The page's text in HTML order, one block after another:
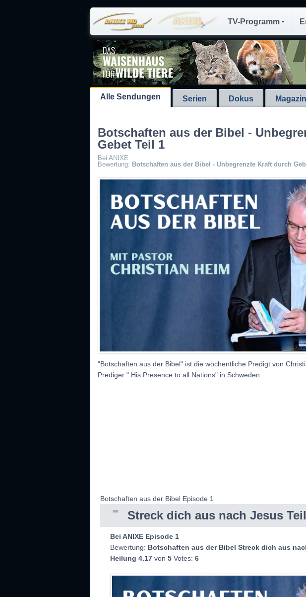
TV-Programm
Alle Sendungen Serien Dokus Magazin
Botschaften aus der Bibel -
Gebet Teil 1
Bei ANIXE
Bewertung: Botschaften aus der Bibel - Unbegrenzte Kraft durch
"Botschaften aus der Bibel" ist die wöchentliche Predigt von
Prediger " His Presence to all Nations" in Schweden.
Botschaften aus der Bibel Episode 1
Streck dich aus nach Jesus
Bei ANIXE Episode 1
Bewertung: Botschaften aus der Bibel Streck dich aus
Heilung 4.17 von 5 Votes: 6